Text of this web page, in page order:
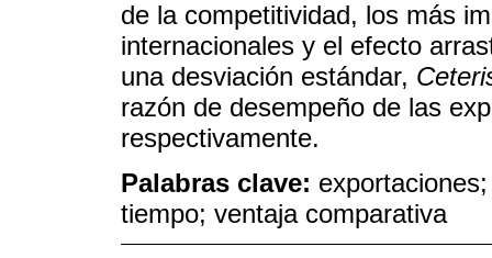
de la competitividad, los más
internacionales y el efecto
una desviación estándar,
razón de desempeño de las
respectivamente.
Palabras clave:
tiempo; ventaja comparativa